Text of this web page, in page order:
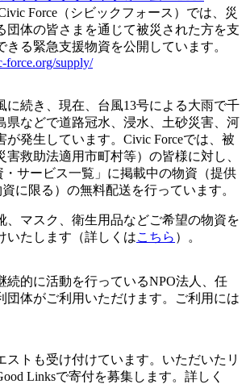
Force（シビックフォース）では、災
団体の皆さまを通じて被災された方を支
きる緊急支援物資を公開しています。
force.org/supply/
に続き、現在、台風13号による大雨で千
県などで道路冠水、浸水、土砂災害、河
が発生しています。Civic Forceでは、 被
害救助法適用市町村等）の皆様に対し、
・サービス一覧」に掲載中の物資（提供
に限る）の無料配送を行っています。
、マスク、衛生用品などご希望の物資を
いたします（詳しくはこちら ）。
続的に活動を行っているNPO法人、任
団体がご利用いただけます。ご利用には
ストも受け付けています。いただいたリ
Linksで寄付を募集します。 詳しく